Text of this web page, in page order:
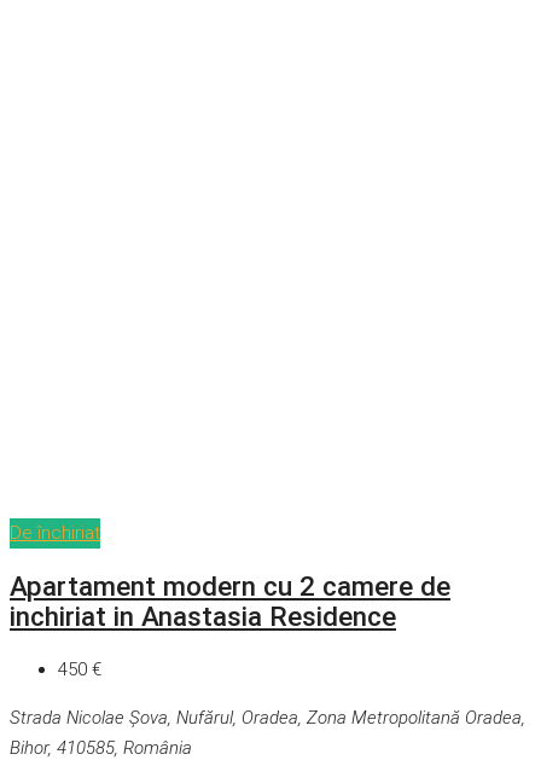
De închiriat
Apartament modern cu 2 camere de
inchiriat in Anastasia Residence
450 €
Strada Nicolae Șova, Nufărul, Oradea, Zona Metropolitană Oradea,
Bihor, 410585, România